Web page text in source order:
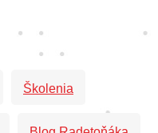
Školenia